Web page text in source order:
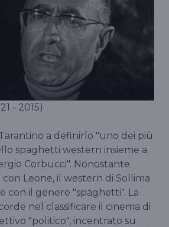
- 2015)
a definirlo "uno dei più
spaghetti western insieme a
Corbucci". Nonostante
con Leone, il western di Sollima
con il genere "spaghetti". La
nel classificare il cinema di
"politico", incentrato su